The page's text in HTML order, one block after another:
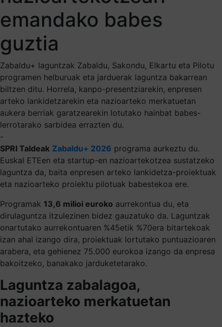
emandako babes
guztia
Zabaldu+ laguntzak Zabaldu, Sakondu, Elkartu eta Pilotu
programen helburuak eta jarduerak laguntza bakarrean
biltzen ditu. Horrela, kanpo-presentziarekin, enpresen
arteko lankidetzarekin eta nazioarteko merkatuetan
aukera berriak garatzearekin lotutako hainbat babes-
lerrotarako sarbidea errazten du.
-
SPRI Taldeak Zabaldu+ 2026 programa aurkeztu du.
Euskal ETEen eta startup-en nazioartekotzea sustatzeko
laguntza da, baita enpresen arteko lankidetza-proiektuak
eta nazioarteko proiektu pilotuak babestekoa ere.
Programak 13,6 milioi euroko aurrekontua du, eta
dirulaguntza itzulezinen bidez gauzatuko da. Laguntzak
onartutako aurrekontuaren %45etik %70era bitartekoak
izan ahal izango dira, proiektuak lortutako puntuazioaren
arabera, eta gehienez 75.000 eurokoa izango da enpresa
bakoitzeko, banakako jarduketetarako.
Laguntza zabalagoa,
nazioarteko merkatuetan
hazteko